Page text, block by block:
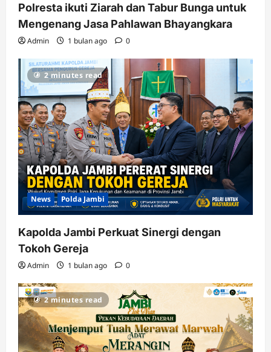
Polresta ikuti Ziarah dan Tabur Bunga untuk
Mengenang Jasa Pahlawan Bhayangkara
Admin 1 bulan ago 0
2 minutes read
News Polda Jambi
Kapolda Jambi Perkuat Sinergi dengan
Tokoh Gereja
Admin 1 bulan ago 0
2 minutes read